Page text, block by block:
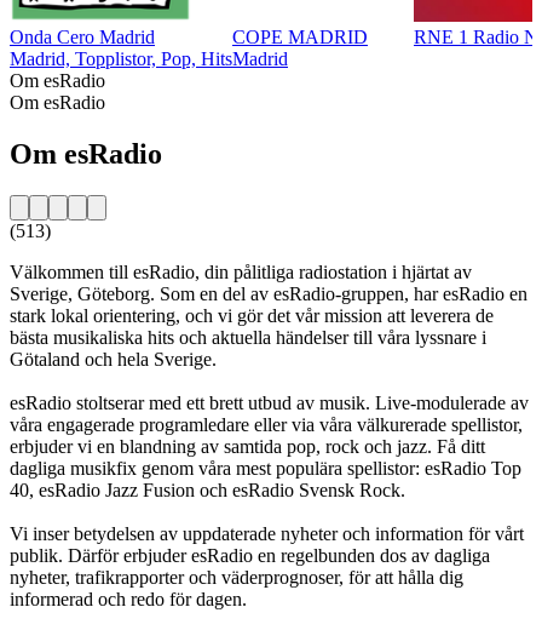
Onda Cero Madrid
Madrid, Topplistor, Pop, Hits
COPE MADRID
Madrid
RNE 1 Radio
Om esRadio
Om esRadio
Om esRadio
(513)
Välkommen till esRadio, din pålitliga radiostation i hjärtat av
Sverige, Göteborg. Som en del av esRadio-gruppen, har esRadio en
stark lokal orientering, och vi gör det vår mission att leverera de
bästa musikaliska hits och aktuella händelser till våra lyssnare i
Götaland och hela Sverige.
esRadio stoltserar med ett brett utbud av musik. Live-modulerade av
våra engagerade programledare eller via våra välkurerade spellistor,
erbjuder vi en blandning av samtida pop, rock och jazz. Få ditt
dagliga musikfix genom våra mest populära spellistor: esRadio Top
40, esRadio Jazz Fusion och esRadio Svensk Rock.
Vi inser betydelsen av uppdaterade nyheter och information för vårt
publik. Därför erbjuder esRadio en regelbunden dos av dagliga
nyheter, trafikrapporter och väderprognoser, för att hålla dig
informerad och redo för dagen.